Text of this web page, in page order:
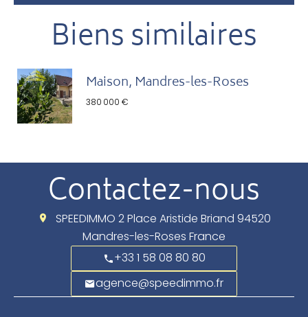
Biens similaires
Maison, Mandres-les-Roses
380 000 €
Contactez-nous
SPEEDIMMO 2 Place Aristide Briand 94520
Mandres-les-Roses France
+33 1 58 08 80 80
agence@speedimmo.fr